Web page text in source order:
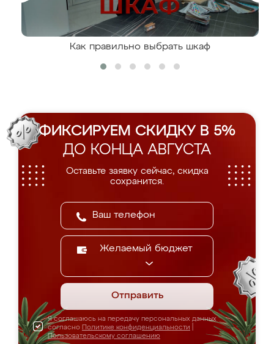
Как правильно выбрать шкаф
ФИКСИРУЕМ СКИДКУ В 5%
ДО КОНЦА АВГУСТА
Оставьте заявку сейчас, скидка
сохранится.
Желаемый бюджет
Отправить
Я соглашаюсь на передачу персональных данных
согласно Политике конфиденциальности
Пользовательскому соглашению